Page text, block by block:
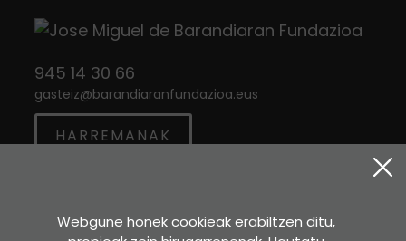
945 14 30 66
gasteiz@barandiaranfundazioa.eus
HARREMANAK
Webgune honek cookieak erabiltzen ditu,